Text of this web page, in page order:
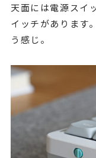
天面には電源スイ
イッチがあります
う感じ。